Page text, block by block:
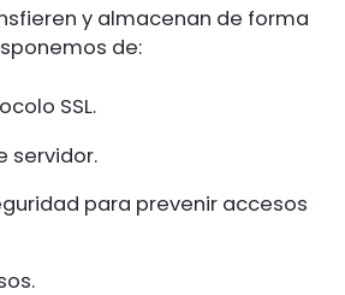
y almacenan de forma
de:
SSL.
servidor.
para prevenir accesos